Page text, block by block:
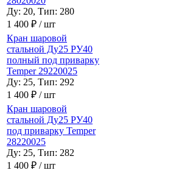
Ду: 20, Тип: 280
1 400 ₽ / шт
Кран шаровой
стальной Ду25 РУ40
полный под приварку
Temper 29220025
Ду: 25, Тип: 292
1 400 ₽ / шт
Кран шаровой
стальной Ду25 РУ40
под приварку Temper
28220025
Ду: 25, Тип: 282
1 400 ₽ / шт